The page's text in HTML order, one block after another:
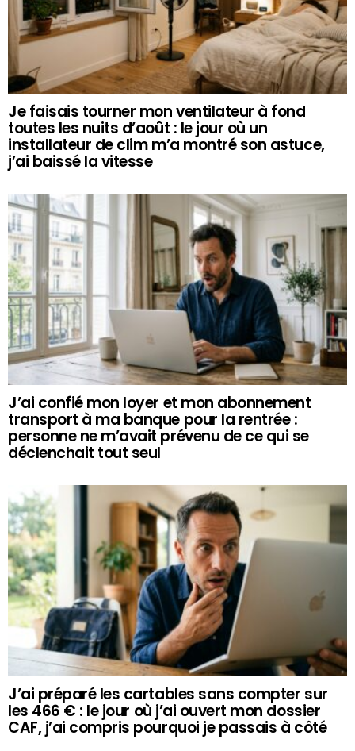
Je faisais tourner mon ventilateur à fond
toutes les nuits d’août : le jour où un
installateur de clim m’a montré son astuce,
j’ai baissé la vitesse
J’ai confié mon loyer et mon abonnement
transport à ma banque pour la rentrée :
personne ne m’avait prévenu de ce qui se
déclenchait tout seul
J’ai préparé les cartables sans compter sur
les 466 € : le jour où j’ai ouvert mon dossier
CAF, j’ai compris pourquoi je passais à côté